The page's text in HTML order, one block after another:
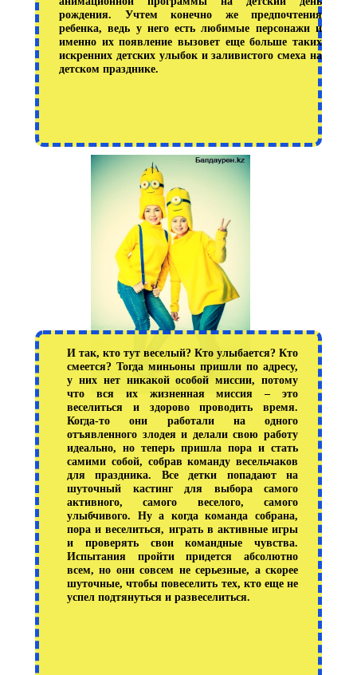
рождения. Учтем конечно же предпочтения
ребенка, ведь у него есть любимые персонажи и
именно их появление вызовет еще больше таких
искренних детских улыбок и заливистого смеха на
детском празднике.
И так, кто тут веселый? Кто улыбается? Кто
смеется? Тогда миньоны пришли по адресу,
у них нет никакой особой миссии, потому
что вся их жизненная миссия – это
веселиться и здорово проводить время.
Когда-то они работали на одного
отъявленного злодея и делали свою работу
идеально, но теперь пришла пора и стать
самими собой, собрав команду весельчаков
для праздника. Все детки попадают на
шуточный кастинг для выбора самого
активного, самого веселого, самого
улыбчивого. Ну а когда команда собрана,
пора и веселиться, играть в активные игры
и проверять свои командные чувства.
Испытания пройти придется абсолютно
всем, но они совсем не серьезные, а скорее
шуточные, чтобы повеселить тех, кто еще не
успел подтянуться и развеселиться.